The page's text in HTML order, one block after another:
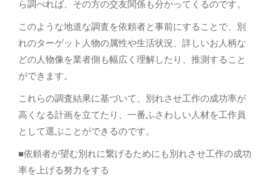
ら調べれば、その方の交友関係も分かってくるのです。
このような地道な調査を依頼者と事前にすることで、別
れのターゲット人物の属性や生活状況、詳しいお人柄な
どの人物像を業者側も幅広く理解したり、推測すること
ができます。
これらの調査結果に基づいて、別れさせ工作の成功率が
高くなる計画を立てたり、一番ふさわしい人材を工作員
として選ぶことができるのです。
■依頼者が望む別れに繋げるためにも別れさせ工作の成功
率を上げる努力をする